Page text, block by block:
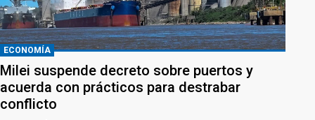
ECONOMÍA
Milei suspende decreto sobre puertos y
acuerda con prácticos para destrabar
conflicto